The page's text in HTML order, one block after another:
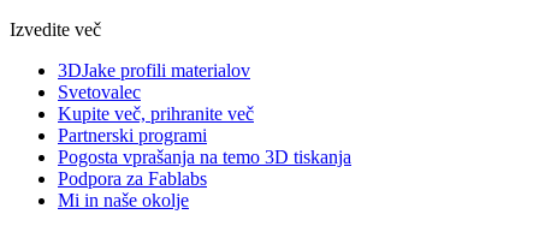
Izvedite več
3DJake profili materialov
Svetovalec
Kupite več, prihranite več
Partnerski programi
Pogosta vprašanja na temo 3D tiskanja
Podpora za Fablabs
Mi in naše okolje